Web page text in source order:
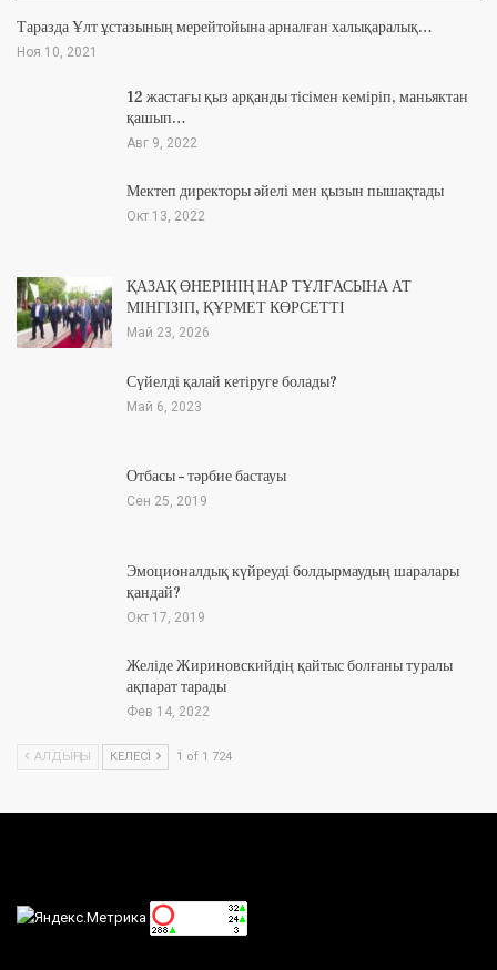
Таразда Ұлт ұстазының мерейтойына арналған халықаралық…
Ноя 10, 2021
12 жастағы қыз арқанды тісімен кеміріп, маньяктан
қашып…
Авг 9, 2022
Мектеп директоры әйелі мен қызын пышақтады
Окт 13, 2022
ҚАЗАҚ ӨНЕРІНІҢ НАР ТҰЛҒАСЫНА АТ
МІНГІЗІП, ҚҰРМЕТ КӨРСЕТТІ
Май 23, 2026
Сүйелді қалай кетіруге болады?
Май 6, 2023
Отбасы – тәрбие бастауы
Сен 25, 2019
Эмоционалдық күйреуді болдырмаудың шаралары
қандай?
Окт 17, 2019
Желіде Жириновскийдің қайтыс болғаны туралы
ақпарат тарады
Фев 14, 2022
АЛДЫҢҒЫ КЕЛЕСІ 1 of 1 724